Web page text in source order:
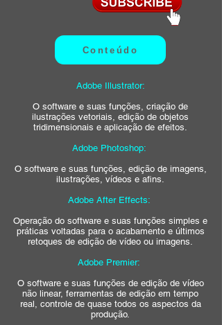
Conteúdo
Adobe Illustrator:
O software e suas funções, criação de
ilustrações vetoriais, edição de objetos
tridimensionais e aplicação de efeitos.
Adobe Photoshop:
O software e suas funções, edição de imagens,
ilustrações, vídeos e afins.
Adobe After Effects:
Operação do software e suas funções simples e
práticas voltadas para o acabamento e últimos
retoques de edição de vídeo ou imagens.
Adobe Premier:
O software e suas funções de edição de vídeo
não linear, ferramentas de edição em tempo
real, controle de quase todos os aspectos da
produção.